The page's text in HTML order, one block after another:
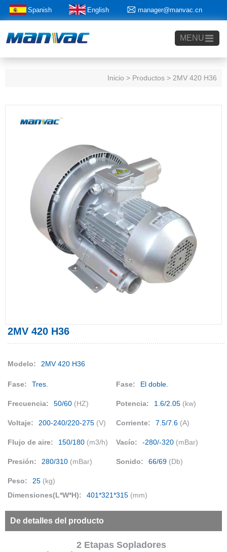
Spanish English manager@manvac.cn
+86-15014788350
MENU
Inicio > Productos > 2MV 420 H36
2MV 420 H36
Modelo: 2MV 420 H36
Fase: Tres. Fase: El doble.
Frecuencia: 50/60 (HZ) Potencia: 1.6/2.05 (kw)
Voltaje: 200-240/220-275 (V) Corriente: 7.5/7.6 (A)
Flujo de aire: 150/180 (m3/h) Vacío: -280/-320 (mBar)
Presión: 280/310 (mBar) Sonido: 66/69 (Db)
Peso: 25 (kg)
Dimensiones(L*W*H):
401*321*315 (mm)
De detalles del producto
2 Etapas Sopladores